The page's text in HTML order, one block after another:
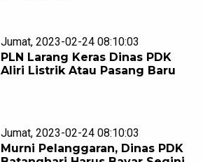
Jumat, 2023-02-24 08:10:03
PLN Larang Keras Dinas PDK
Aliri Listrik Atau Pasang Baru
Jumat, 2023-02-24 08:10:03
Murni Pelanggaran, Dinas PDK